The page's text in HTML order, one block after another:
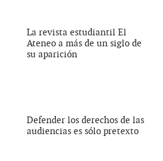
La revista estudiantil El
Ateneo a más de un siglo de
su aparición
Defender los derechos de las
audiencias es sólo pretexto